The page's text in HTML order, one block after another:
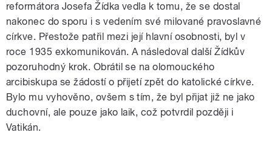
reformátora Josefa Žídka vedla k tomu, že se dostal
nakonec do sporu i s vedením své milované pravoslavné
církve. Přestože patřil mezi její hlavní osobnosti, byl v
roce 1935 exkomunikován. A následoval další Žídkův
pozoruhodný krok. Obrátil se na olomouckého
arcibiskupa se žádostí o přijetí zpět do katolické církve.
Bylo mu vyhověno, ovšem s tím, že byl přijat již ne jako
duchovní, ale pouze jako laik, což potvrdil později i
Vatikán.